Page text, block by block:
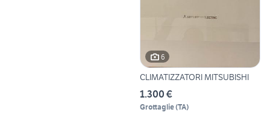
6
CLIMATIZZATORI MITSUBISHI
1.300 €
Grottaglie(TA)